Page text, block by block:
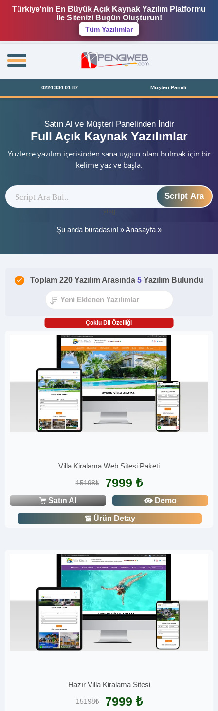
Türkiye'nin En Büyük Açık Kaynak Yazılım Platformu
İle Sitenizi Bugün Oluşturun!
Tüm Yazılımlar
0224 334 01 87 Müşteri Paneli
Satın Al ve Müşteri Panelinden İndir
Full Açık Kaynak Yazılımlar
Yüzlerce yazılım içerisinden sana uygun olanı bulmak için bir
kelime yaz ve başla.
Script Ara
ytag
Şu anda buradasın! »Anasayfa »
Toplam 220 Yazılım Arasında 5 Yazılım Bulundu
Çoklu Dil Özelliği
Villa Kiralama Web Sitesi Paketi
15198₺ 7999 ₺
Satın Al Demo
Ürün Detay
Hazır Villa Kiralama Sitesi
15198₺ 7999 ₺